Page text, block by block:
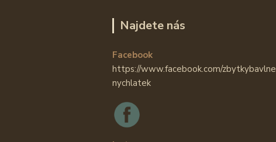
Najdete nás
Facebook
https://www.facebook.com/zbytkybavlne
nychlatek